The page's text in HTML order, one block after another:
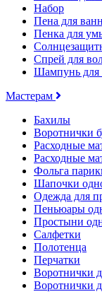
Набор
Пена для
Пенка для
Спрей для
Шампунь для
Мастерам
Бахилы
Воротнички
Расходные
Расходные
Фольга
Шапочки
Одежда для
Пеньюары
Простыни
Салфетки
Полотенца
Перчатки
Воротнички
Воротнички